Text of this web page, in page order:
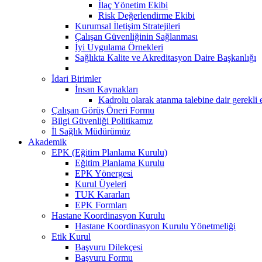
İlaç Yönetim Ekibi
Risk Değerlendirme Ekibi
Kurumsal İletişim Stratejileri
Çalışan Güvenliğinin Sağlanması
İyi Uygulama Örnekleri
Sağlıkta Kalite ve Akreditasyon Daire Başkanlığı
İdari Birimler
İnsan Kaynakları
Kadrolu olarak atanma talebine dair gerekli
Çalışan Görüş Öneri Formu
Bilgi Güvenliği Politikamız
İl Sağlık Müdürümüz
Akademik
EPK (Eğitim Planlama Kurulu)
Eğitim Planlama Kurulu
EPK Yönergesi
Kurul Üyeleri
TUK Kararları
EPK Formları
Hastane Koordinasyon Kurulu
Hastane Koordinasyon Kurulu Yönetmeliği
Etik Kurul
Başvuru Dilekçesi
Başvuru Formu